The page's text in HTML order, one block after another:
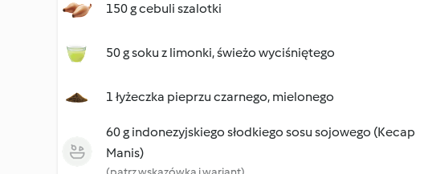
150 g cebuli szalotki
50 g soku z limonki, świeżo wyciśniętego
1 łyżeczka pieprzu czarnego, mielonego
60 g indonezyjskiego słodkiego sosu sojowego (Kecap
Manis)